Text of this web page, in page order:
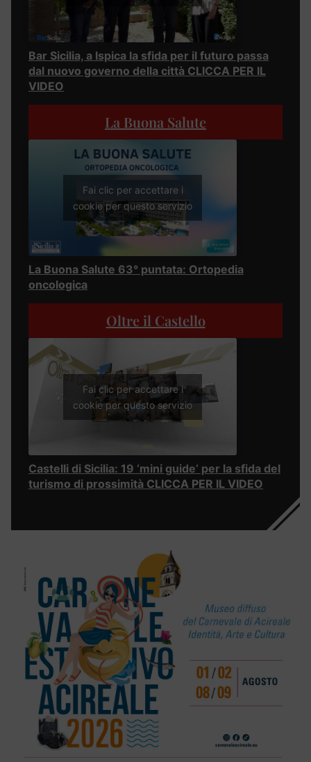
Bar Sicilia, a Ispica la sfida per il futuro passa
dal nuovo governo della città CLICCA PER IL
VIDEO
La Buona Salute
Fai clic per accettare i
cookie per questo servizio
La Buona Salute 63° puntata: Ortopedia
oncologica
Oltre il Castello
Fai clic per accettare i
cookie per questo servizio
Castelli di Sicilia: 19 ‘mini guide’ per la sfida del
turismo di prossimità CLICCA PER IL VIDEO